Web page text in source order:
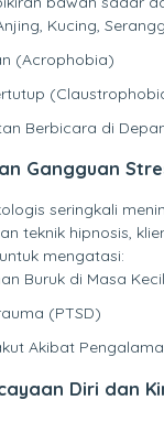
Kucing,
(Acrophobia)
Berbicara di
Gangguan
seringkali
teknik hipnosis,
mengatasi:
Buruk di Masa Kecil
(PTSD)
Akibat
Diri dan